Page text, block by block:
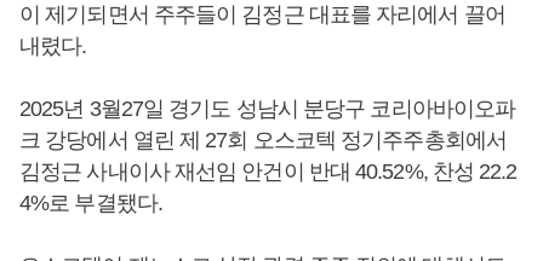
이 제기되면서 주주들이 김정근 대표를 자리에서 끌어
내렸다.
2025년 3월27일 경기도 성남시 분당구 코리아바이오파
크 강당에서 열린 제 27회 오스코텍 정기주주총회에서
김정근 사내이사 재선임 안건이 반대 40.52%, 찬성 22.2
4%로 부결됐다.